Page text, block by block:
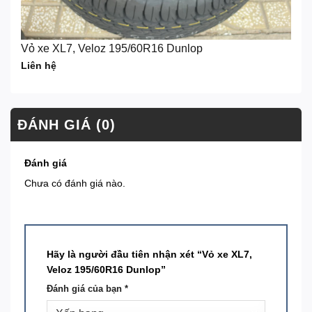
Vỏ xe XL7, Veloz 195/60R16 Dunlop
Liên hệ
ĐÁNH GIÁ (0)
Đánh giá
Chưa có đánh giá nào.
Hãy là người đầu tiên nhận xét “Vỏ xe XL7,
Veloz 195/60R16 Dunlop”
Đánh giá của bạn *